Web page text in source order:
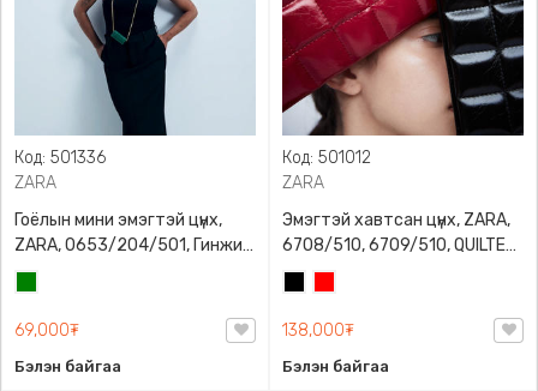
Код: 501336
ZARA
Гоёлын мини эмэгтэй цүнх,
ZARA, 0653/204/501, Гинжин
оосортой, Дотроо тольтой
69,000₮
Бэлэн байгаа
Код: 501012
ZARA
Эмэгтэй хавтсан цүнх, ZARA,
6708/510, 6709/510, QUILTED
CLUTCH BAGDETAILS, Лакан,
Гинжин оосортой
138,000₮
Бэлэн байгаа